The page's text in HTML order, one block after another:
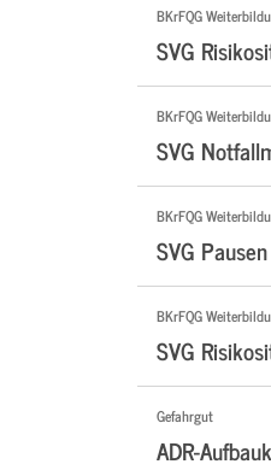
BKrFQG
SVG
BKrFQG
SVG
BKrFQG
SVG
BKrFQG
SVG
Gefahrgut
ADR-